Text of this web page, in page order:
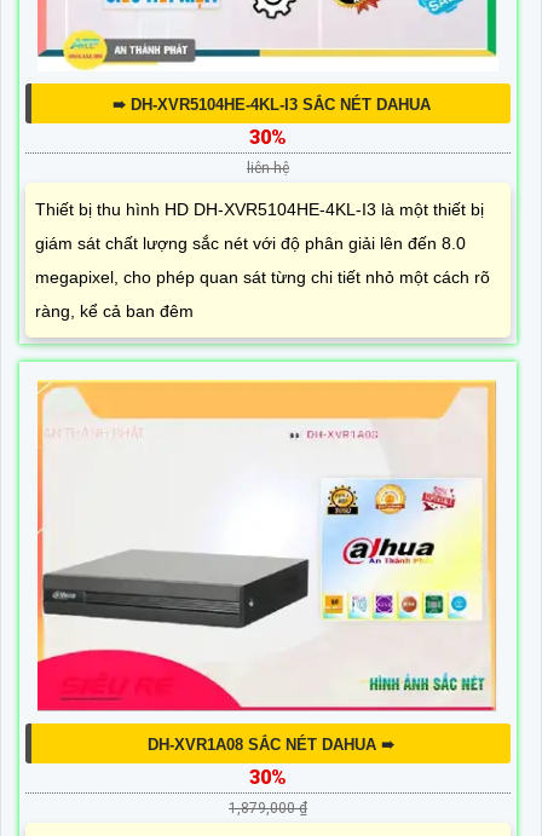
➠ DH-XVR5104HE-4KL-I3 SẮC NÉT DAHUA
30%
liên hệ
Thiết bị thu hình HD DH-XVR5104HE-4KL-I3 là một thiết bị
giám sát chất lượng sắc nét với độ phân giải lên đến 8.0
megapixel, cho phép quan sát từng chi tiết nhỏ một cách rõ
ràng, kể cả ban đêm
DH-XVR1A08 SẮC NÉT DAHUA ➠
30%
1,879,000 ₫